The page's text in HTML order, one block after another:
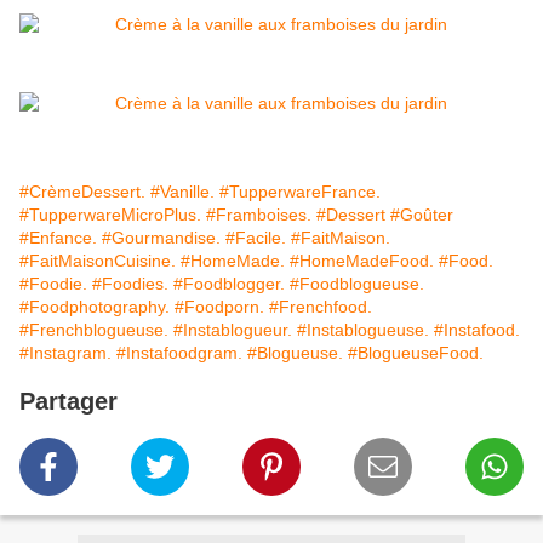
#CrèmeDessert. #Vanille. #TupperwareFrance.
#TupperwareMicroPlus. #Framboises. #Dessert #Goûter
#Enfance. #Gourmandise. #Facile. #FaitMaison.
#FaitMaisonCuisine. #HomeMade. #HomeMadeFood. #Food.
#Foodie. #Foodies. #Foodblogger. #Foodblogueuse.
#Foodphotography. #Foodporn. #Frenchfood.
#Frenchblogueuse. #Instablogueur. #Instablogueuse. #Instafood.
#Instagram. #Instafoodgram. #Blogueuse. #BlogueuseFood.
Partager